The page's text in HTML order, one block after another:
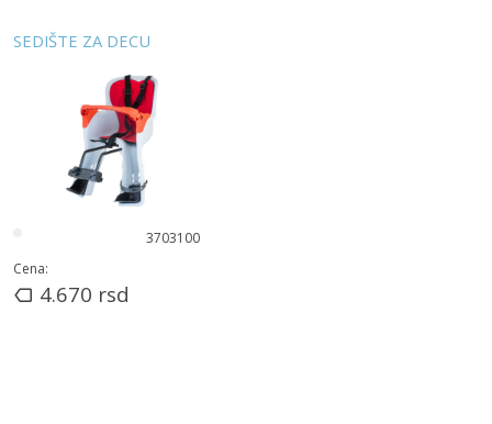
SEDIŠTE ZA DECU
3703100
Cena:
4.670 rsd